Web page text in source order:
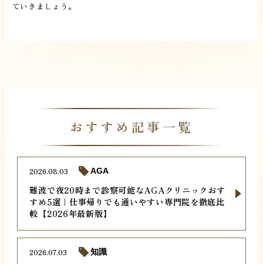
ていきましょう。
おすすめ記事一覧
難波で夜20時まで診察可能なAGAクリニックおす
すめ5選｜仕事帰りでも通いやすい専門院を徹底比
較【2026年最新版】
2026.08.03 AGA
2026.07.03 知識